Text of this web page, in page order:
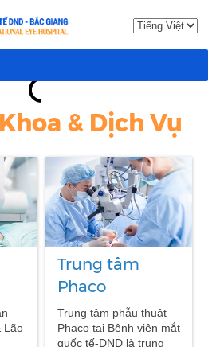
& Dịch Vụ
Lão
Trung tâm
Phaco
Trung tâm phẫu thuật
Phaco tại Bệnh viện mắt
quốc tế-DND là trung